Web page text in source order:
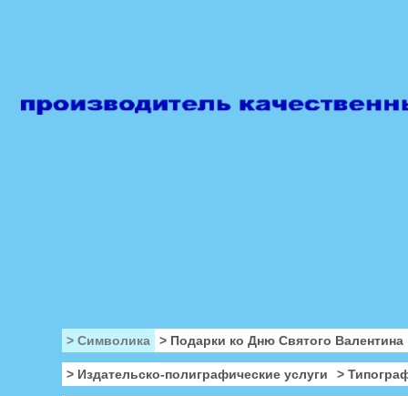
> Символика > Подарки ко Дню Святого Валентина
> Издательско-полиграфические услуги >